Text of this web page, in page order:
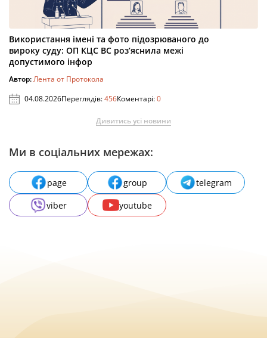
Використання імені та фото підозрюваного до
вироку суду: ОП КЦС ВС роз’яснила межі
допустимого інфор
Автор:Лента от Протокола
04.08.2026Переглядів:456Коментарі:0
Дивитись усі новини
Ми в соціальних мережах:
page group
telegram
viber
youtube